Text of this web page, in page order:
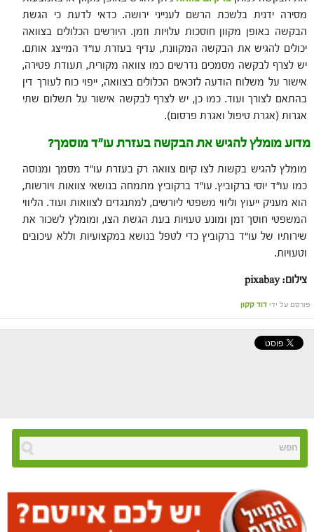
מסירה ידנית בלשכת הרשם לענייני ירושה. כדאי לדעת כי הגשת
הבקשה באופן מקוון חוסכות עלויות וזמן. היורשים הכלולים בצוואה
יכולים להגיש את הבקשה המקוונת, עדיף בעזרת עו"ד המייצג אותם.
יש לצרף לבקשה מסמכים נדרשים כמו צוואה מקורית, תעודת פטירה,
אישור על משלוח הודעה לזכאים הכלולים בצוואה, ייפוי כוח לעורך דין
בהתאם לצורך ועוד. כמו כן, יש לצרף לבקשה אישור על תשלום שתי
אגרות (אגרת טיפול ואגרת פרסום).
מדוע מומלץ להגיש את הבקשה בעזרת עו"ד מוסמך?
מומלץ להגיש בקשות לצו קיום צוואה רק בעזרת עו"ד מסמך ומנוסה
כמו עו"ד יוסי ברקוביץ. עו"ד ברקוביץ מתמחה בנושאי צוואות ויורשות,
הוא מעניק ייעוץ וליווי משפטי ליורשים, למתנגדים לצוואות ועוד. הליווי
המשפטי חוסך זמן ומונע טעויות בעת הגשת הצו, ומומלץ לשכור את
שירותיו של עו"ד ברקוביץ כדי לטפל בנושא במקצועיות וללא עיכובים
וטעויות.
צילום: pixabay
פורסם על ידי דוד קקון